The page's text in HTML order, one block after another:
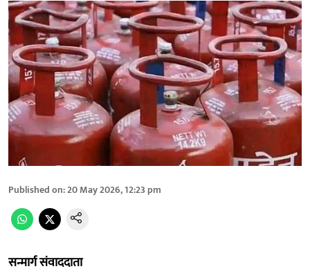
Published on:20 May 2026, 12:23 pm
सन्मार्ग संवाददाता